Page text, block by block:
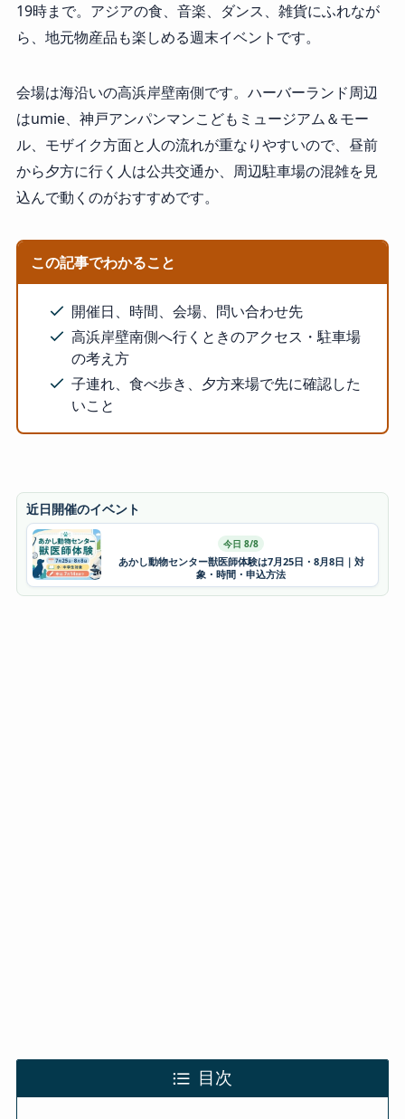
19時まで。アジアの食、音楽、ダンス、雑貨にふれなが
ら、地元物産品も楽しめる週末イベントです。
会場は海沿いの高浜岸壁南側です。ハーバーランド周辺
はumie、神戸アンパンマンこどもミュージアム＆モー
ル、モザイク方面と人の流れが重なりやすいので、昼前
から夕方に行く人は公共交通か、周辺駐車場の混雑を見
込んで動くのがおすすめです。
この記事でわかること
開催日、時間、会場、問い合わせ先
高浜岸壁南側へ行くときのアクセス・駐車場
の考え方
子連れ、食べ歩き、夕方来場で先に確認した
いこと
近日開催のイベント
今日 8/8
あかし動物センター獣医師体験は7月25日・8月8日｜対
象・時間・申込方法
目次